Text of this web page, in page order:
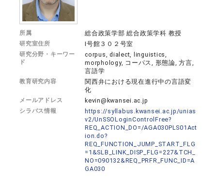
所属 総合政策学部 総合政策学科 教授
研究室住所 I号館３０２号室
研究分野・キーワー
ド
corpus, dialect, linguistics,
morphology, コーパス, 形態論, 方言,
言語学
教育研究内容
関西弁における現在進行中の言語変
化
メールアドレス kevin@kwansei.ac.jp
シラバス情報
https://syllabus.kwansei.ac.jp/unias
v2/UnSSOLoginControlFree?
REQ_ACTION_DO=/AGA030PLS01Act
ion.do?
REQ_FUNCTION_JUMP_START_FLG
=1&SLB_LINK_DISP_FLG=227&TCH_
NO=090132&REQ_PRFR_FUNC_ID=A
GA030